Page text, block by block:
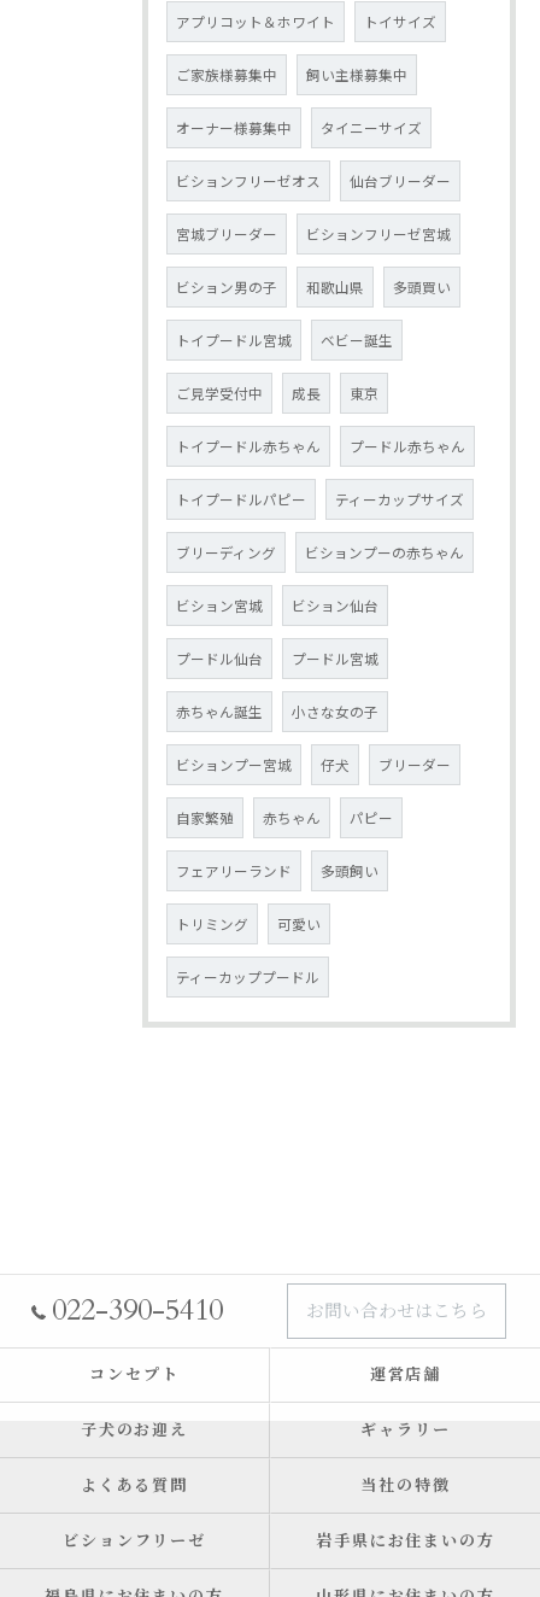
アプリコット＆ホワイト トイサイズ
ご家族様募集中 飼い主様募集中
オーナー様募集中 タイニーサイズ
ビションフリーゼオス 仙台ブリーダー
宮城ブリーダー ビションフリーゼ宮城
ビション男の子 和歌山県 多頭買い
トイプードル宮城 ベビー誕生
ご見学受付中 成長 東京
トイプードル赤ちゃん プードル赤ちゃん
トイプードルパピー ティーカップサイズ
ブリーディング ビションプーの赤ちゃん
ビション宮城 ビション仙台
プードル仙台 プードル宮城
赤ちゃん誕生 小さな女の子
ビションプー宮城 仔犬 ブリーダー
自家繁殖 赤ちゃん パピー
フェアリーランド 多頭飼い
トリミング 可愛い
ティーカッププードル
022-390-5410 お問い合わせはこちら
コンセプト 運営店舗
子犬のお迎え ギャラリー
よくある質問 当社の特徴
ビションフリーゼ 岩手県にお住まいの方